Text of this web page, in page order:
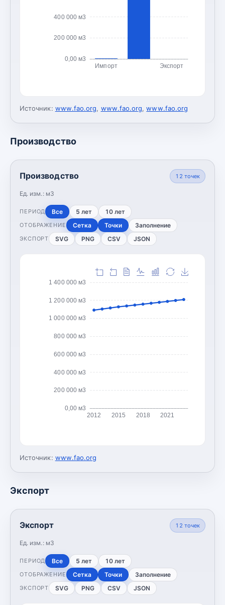
0,00 м3
200 000 м3
400 000 м3
Импорт Экспорт
Источник: www.fao.org, www.fao.org,www.fao.org
Производство
Производство
Ед. изм.: м3
12 точек
ПЕРИОД Все 5 лет 10 лет
ОТОБРАЖЕНИЕ Сетка Точки Заполнение
ЭКСПОРТ SVG PNG CSV JSON
0,00 м3
200 000 м3
400 000 м3
600 000 м3
800 000 м3
1 000 000 м3
1 200 000 м3
1 400 000 м3
2012 2015 2018 2021
Источник: www.fao.org
Экспорт
Экспорт
Ед. изм.: м3
12 точек
ПЕРИОД Все 5 лет 10 лет
ОТОБРАЖЕНИЕ Сетка Точки Заполнение
ЭКСПОРТ SVG PNG CSV JSON